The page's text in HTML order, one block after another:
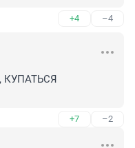
+4 –4
КУПАТЬСЯ
+7 –2